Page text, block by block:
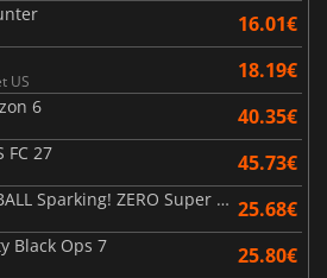
16.01€
US 18.19€
6 40.35€
FC 27 45.73€
DRAGON BALL Sparking! ZERO Super Limit Breaking NEO 25.68€
Black Ops 7 25.80€